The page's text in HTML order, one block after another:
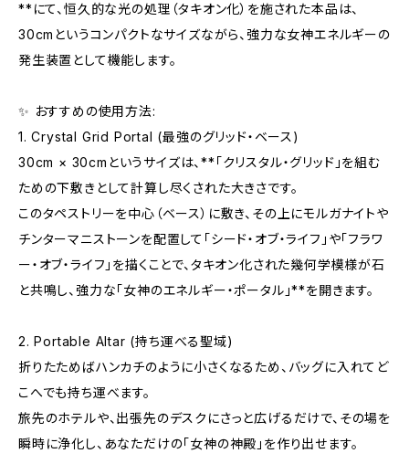
**にて、恒久的な光の処理（タキオン化）を施された本品は、
30cmというコンパクトなサイズながら、強力な女神エネルギーの
発生装置として機能します。
✨ おすすめの使用方法:
1. Crystal Grid Portal (最強のグリッド・ベース)
30cm × 30cmというサイズは、**「クリスタル・グリッド」を組む
ための下敷きとして計算し尽くされた大きさです。
このタペストリーを中心（ベース）に敷き、その上にモルガナイトや
チンターマニストーンを配置して「シード・オブ・ライフ」や「フラワ
ー・オブ・ライフ」を描くことで、タキオン化された幾何学模様が石
と共鳴し、強力な「女神のエネルギー・ポータル」**を開きます。
2. Portable Altar (持ち運べる聖域)
折りたためばハンカチのように小さくなるため、バッグに入れてど
こへでも持ち運べます。
旅先のホテルや、出張先のデスクにさっと広げるだけで、その場を
瞬時に浄化し、あなただけの「女神の神殿」を作り出せます。